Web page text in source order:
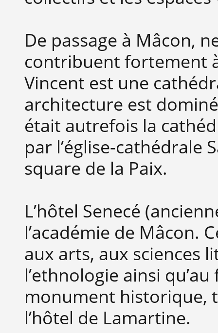
De passage à Mâcon,
contribuent fortement
Vincent est une
architecture est
était autrefois la
par l’église-cathédrale
square de la Paix.
L’hôtel Senecé
l’académie de Mâcon.
aux arts, aux sciences
l’ethnologie ainsi
monument historique,
l’hôtel de Lamartine.